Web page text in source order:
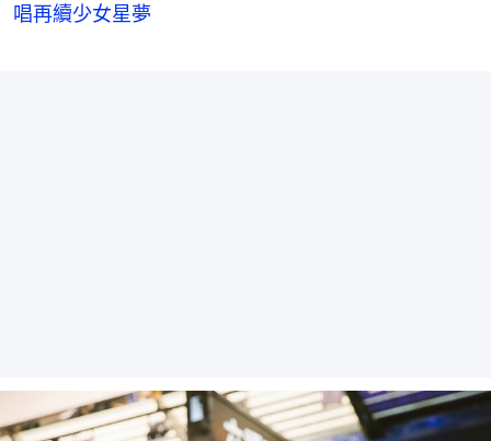
唱再續少女星夢